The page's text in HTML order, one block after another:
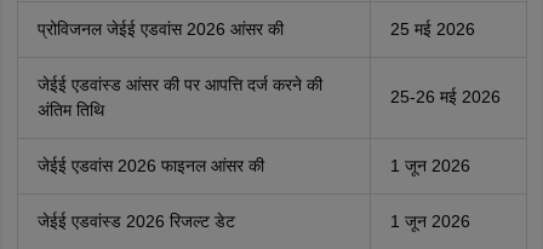
प्रोविजनल जेईई एडवांस 2026 आंसर की 25 मई 2026
जेईई एडवांस्ड आंसर की पर आपत्ति दर्ज करने की
अंतिम तिथि
25-26 मई 2026
जेईई एडवांस 2026 फाइनल आंसर की 1 जून 2026
जेईई एडवांस्ड 2026 रिजल्ट डेट 1 जून 2026